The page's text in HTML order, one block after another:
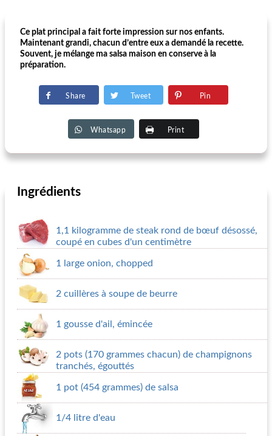
Ce plat principal a fait forte impression sur nos enfants.
Maintenant grandi, chacun d’entre eux a demandé la recette.
Souvent, je mélange ma salsa maison en conserve à la
préparation.
Share Tweet Pin
Whatsapp Print
Ingrédients
1,1 kilogramme de steak rond de bœuf désossé,
coupé en cubes d'un centimètre
1 large onion, chopped
2 cuillères à soupe de beurre
1 gousse d'ail, émincée
2 pots (170 grammes chacun) de champignons
tranchés, égouttés
1 pot (454 grammes) de salsa
1/4 litre d'eau